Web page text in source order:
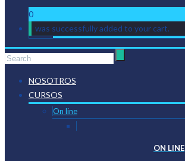
0
was successfully added to your cart.
NOSOTROS
CURSOS
On line
ON LINE